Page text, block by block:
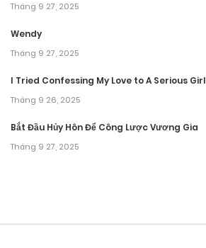
Tháng 9 27, 2025
Wendy
Tháng 9 27, 2025
I Tried Confessing My Love to A Serious Girl
Tháng 9 26, 2025
Bắt Đầu Hủy Hôn Để Công Lược Vương Gia
Tháng 9 27, 2025